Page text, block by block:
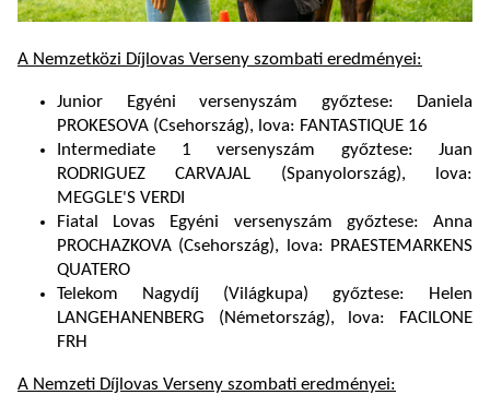
A Nemzetközi Díjlovas Verseny szombati eredményei:
Junior Egyéni versenyszám győztese: Daniela
PROKESOVA (Csehország), lova: FANTASTIQUE 16
Intermediate 1 versenyszám győztese: Juan
RODRIGUEZ CARVAJAL (Spanyolország), lova:
MEGGLE'S VERDI
Fiatal Lovas Egyéni versenyszám győztese: Anna
PROCHAZKOVA (Csehország), lova: PRAESTEMARKENS
QUATERO
Telekom Nagydíj (Világkupa) győztese: Helen
LANGEHANENBERG (Németország), lova: FACILONE
FRH
A Nemzeti Díjlovas Verseny szombati eredményei: